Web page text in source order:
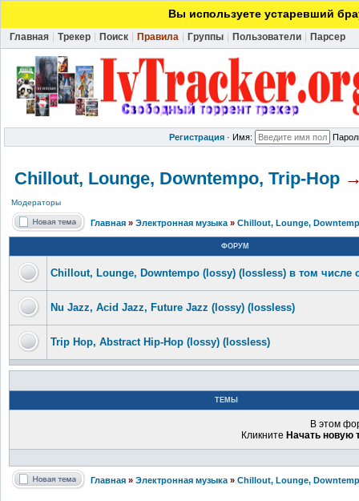
Вы используете устаревший
Главная Трекер Поиск Правила Группы Пользователи Парсер
Регистрация · Имя:
Chillout, Lounge, Downtempo, Trip-Hop
Модераторы
Главная » Электронная музыка » Chillout, Lounge,
ФОРУМ
Chillout, Lounge, Downtempo (lossy) (lossless) в том числе
Nu Jazz, Acid Jazz, Future Jazz (lossy) (lossless)
Trip Hop, Abstract Hip-Hop (lossy) (lossless)
ТЕМЫ
В этом
Кликните Начать новую
Главная » Электронная музыка » Chillout, Lounge,